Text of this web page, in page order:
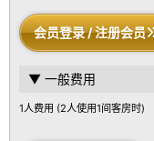
会员登录 / 注册会员
▼ 一般费用
1人费用 (2人使用1间客房时)